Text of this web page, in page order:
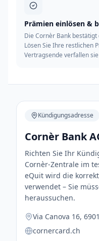
Prämien einlösen &
Die Cornèr Bank
Lösen Sie Ihre restlichen
Vertragsende verfallen
Kündigungsadresse
Cornèr Bank
Richten Sie Ihr
Cornèr-Zentrale im
eQuit wird die
verwendet – Sie
heraussuchen.
Via Canova 16,
cornercard.ch